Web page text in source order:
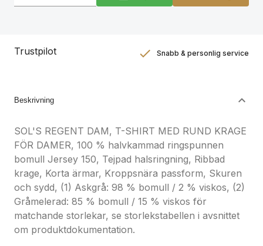
Trustpilot Snabb & personlig service
Beskrivning
SOL'S REGENT DAM, T-SHIRT MED RUND KRAGE
FÖR DAMER, 100 % halvkammad ringspunnen
bomull Jersey 150, Tejpad halsringning, Ribbad
krage, Korta ärmar, Kroppsnära passform, Skuren
och sydd, (1) Askgrå: 98 % bomull / 2 % viskos, (2)
Gråmelerad: 85 % bomull / 15 % viskos för
matchande storlekar, se storlekstabellen i avsnittet
om produktdokumentation.